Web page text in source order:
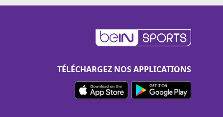
TÉLÉCHARGEZ NOS APPLICATIONS